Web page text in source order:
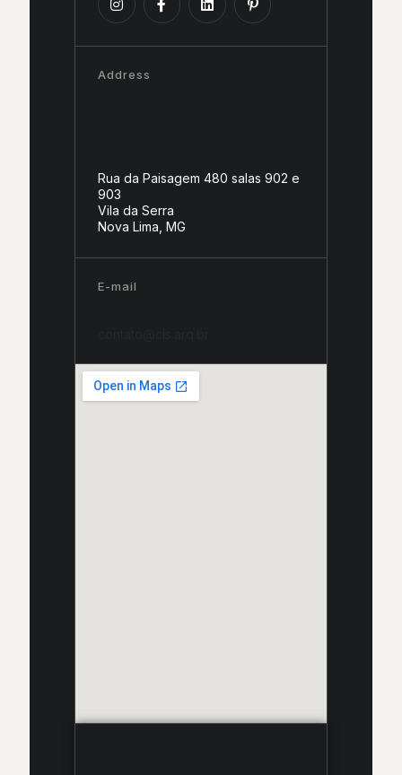
Address
Rua da Paisagem 480 salas 902 e
903
Vila da Serra
Nova Lima, MG
E-mail